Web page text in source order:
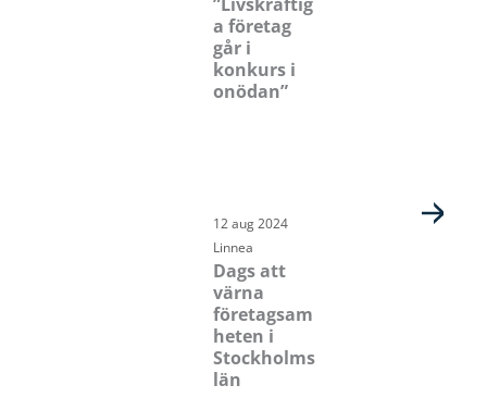
a företag
går i
konkurs i
onödan”
12 aug 2024
Linnea
Dags att
värna
företagsam
heten i
Stockholms
län